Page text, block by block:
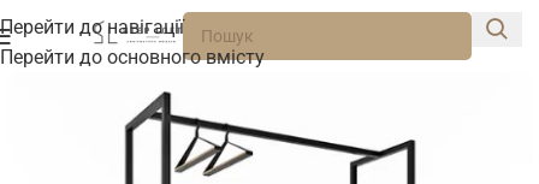
Перейти до навігації
Перейти до основного вмісту